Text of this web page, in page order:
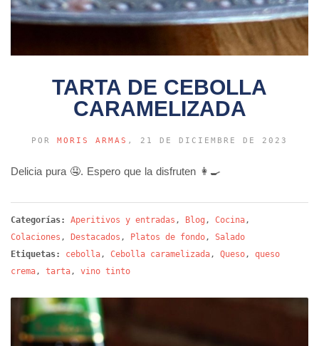
TARTA DE CEBOLLA
CARAMELIZADA
POR MORIS ARMAS , 21 DE DICIEMBRE DE 2023
Delicia pura 🤤. Espero que la disfruten 👩‍🍳
Categorías: Aperitivos y entradas , Blog , Cocina ,
Colaciones , Destacados , Platos de fondo , Salado
Etiquetas:
cebolla , Cebolla caramelizada , Queso , queso
crema , tarta , vino tinto